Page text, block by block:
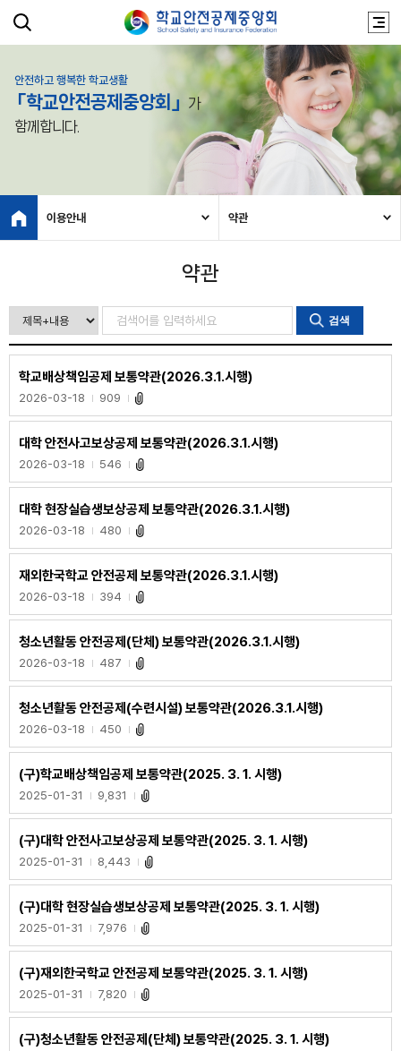
안전하고 행복한 학교생활
「학교안전공제중앙회」
가
함께합니다.
이용안내 약관
약관
검색
학교배상책임공제 보통약관(2026.3.1.시행)
2026-03-18 909
대학 안전사고보상공제 보통약관(2026.3.1.시행)
2026-03-18 546
대학 현장실습생보상공제 보통약관(2026.3.1.시행)
2026-03-18 480
재외한국학교 안전공제 보통약관(2026.3.1.시행)
2026-03-18 394
청소년활동 안전공제(단체) 보통약관(2026.3.1.시행)
2026-03-18 487
청소년활동 안전공제(수련시설) 보통약관(2026.3.1.시행)
2026-03-18 450
(구)학교배상책임공제 보통약관(2025. 3. 1. 시행)
2025-01-31 9,831
(구)대학 안전사고보상공제 보통약관(2025. 3. 1. 시행)
2025-01-31 8,443
(구)대학 현장실습생보상공제 보통약관(2025. 3. 1. 시행)
2025-01-31 7,976
(구)재외한국학교 안전공제 보통약관(2025. 3. 1. 시행)
2025-01-31 7,820
(구)청소년활동 안전공제(단체) 보통약관(2025. 3. 1. 시행)